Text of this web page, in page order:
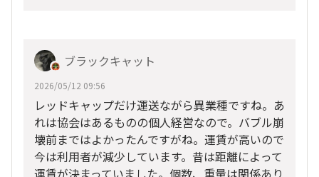
ブラックキャット
2026/05/12 09:56
レッドキャップだけ運送ながら異業種ですね。あ
れは協会はあるものの個人経営なので。バブル崩
壊前まではよかったんですがね。運賃が高いので
今は利用者が減少しています。昔は距離によって
運賃が決まっていました。個数、重量は関係あり